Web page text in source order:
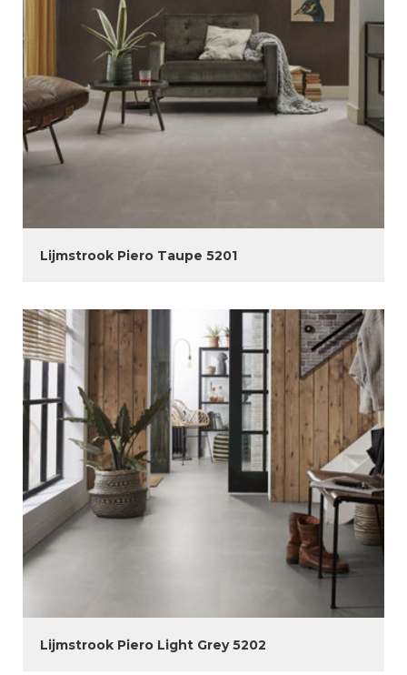
Lijmstrook Piero Taupe 5201
Lijmstrook Piero Light Grey 5202